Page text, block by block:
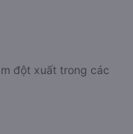
đột xuất trong các